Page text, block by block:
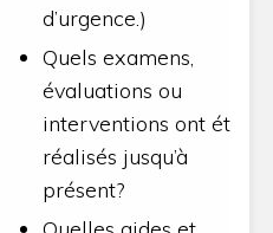
d’urgence.)
Quels examens,
évaluations ou
interventions ont été
réalisés jusqu’à
présent?